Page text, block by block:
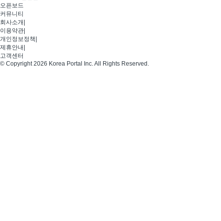
오픈보드
커뮤니티
회사소개
이용약관
개인정보정책
제휴안내
고객센터
© Copyright 2026 Korea Portal Inc. All Rights Reserved.